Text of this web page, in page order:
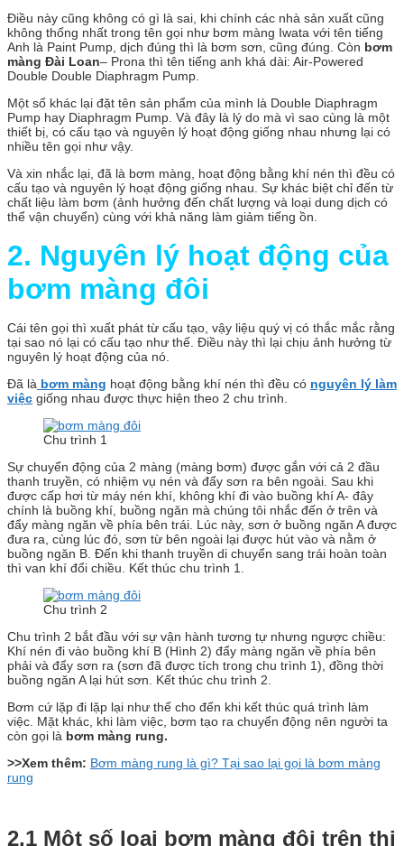
Điều này cũng không có gì là sai, khi chính các nhà sản xuất cũng
không thống nhất trong tên gọi như bơm màng Iwata với tên tiếng
Anh là Paint Pump, dịch đúng thì là bơm sơn, cũng đúng. Còn bơm
màng Đài Loan– Prona thì tên tiếng anh khá dài: Air-Powered
Double Double Diaphragm Pump.
Một số khác lại đặt tên sản phẩm của mình là Double Diaphragm
Pump hay Diaphragm Pump. Và đây là lý do mà vì sao cùng là một
thiết bị, có cấu tạo và nguyên lý hoạt động giống nhau nhưng lại có
nhiều tên gọi như vậy.
Và xin nhắc lại, đã là bơm màng, hoạt động bằng khí nén thì đều có
cấu tạo và nguyên lý hoạt động giống nhau. Sự khác biệt chỉ đến từ
chất liệu làm bơm (ảnh hưởng đến chất lượng và loại dung dịch có
thể vận chuyển) cùng với khả năng làm giảm tiếng ồn.
2. Nguyên lý hoạt động của
bơm màng đôi
Cái tên gọi thì xuất phát từ cấu tạo, vậy liệu quý vị có thắc mắc rằng
tại sao nó lại có cấu tạo như thế. Điều này thì lại chịu ảnh hưởng từ
nguyên lý hoạt động của nó.
Đã là bơm màng hoạt động bằng khí nén thì đều có nguyên lý làm
việc giống nhau được thực hiện theo 2 chu trình.
Chu trình 1
Sự chuyển động của 2 màng (màng bơm) được gắn với cả 2 đầu
thanh truyền, có nhiệm vụ nén và đẩy sơn ra bên ngoài. Sau khi
được cấp hơi từ máy nén khí, không khí đi vào buồng khí A- đây
chính là buồng khí, buồng ngăn mà chúng tôi nhắc đến ở trên và
đẩy màng ngăn về phía bên trái. Lúc này, sơn ở buồng ngăn A được
đưa ra, cùng lúc đó, sơn từ bên ngoài lại được hút vào và nằm ở
buồng ngăn B. Đến khi thanh truyền di chuyển sang trái hoàn toàn
thì van khí đổi chiều. Kết thúc chu trình 1.
Chu trình 2
Chu trình 2 bắt đầu với sự vận hành tương tự nhưng ngược chiều:
Khí nén đi vào buồng khí B (Hình 2) đẩy màng ngăn về phía bên
phải và đẩy sơn ra (sơn đã được tích trong chu trình 1), đồng thời
buồng ngăn A lại hút sơn. Kết thúc chu trình 2.
Bơm cứ lặp đi lặp lại như thế cho đến khi kết thúc quá trình làm
việc. Mặt khác, khi làm việc, bơm tạo ra chuyển động nên người ta
còn gọi là bơm màng rung.
>>Xem thêm: Bơm màng rung là gì? Tại sao lại gọi là bơm màng
rung
2.1 Một số loại bơm màng đôi trên thị